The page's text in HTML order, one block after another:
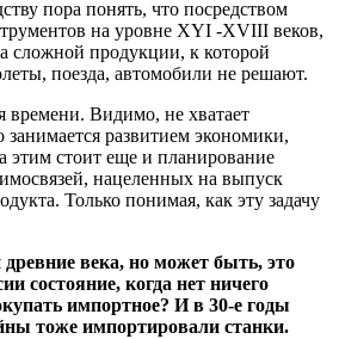
пора понять, что посредством
на уровне XYI -XVIII веков,
сложной продукции, к которой
поезда, автомобили не решают.
времени. Видимо, не хватает
занимается развитием экономики,
этим стоит еще и планирование
нацеленных на выпуск
Только понимая, как эту задачу
века, но может быть, это
состояние, когда нет ничего
импортное? И в 30-е годы
тоже импортировали станки.